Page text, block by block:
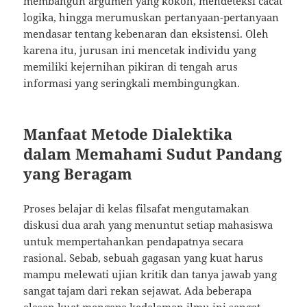
logika, hingga merumuskan pertanyaan-pertanyaan
mendasar tentang kebenaran dan eksistensi. Oleh
karena itu, jurusan ini mencetak individu yang
memiliki kejernihan pikiran di tengah arus
informasi yang seringkali membingungkan.
Manfaat Metode Dialektika
dalam Memahami Sudut Pandang
yang Beragam
Proses belajar di kelas filsafat mengutamakan
diskusi dua arah yang menuntut setiap mahasiswa
untuk mempertahankan pendapatnya secara
rasional. Sebab, sebuah gagasan yang kuat harus
mampu melewati ujian kritik dan tanya jawab yang
sangat tajam dari rekan sejawat. Ada beberapa